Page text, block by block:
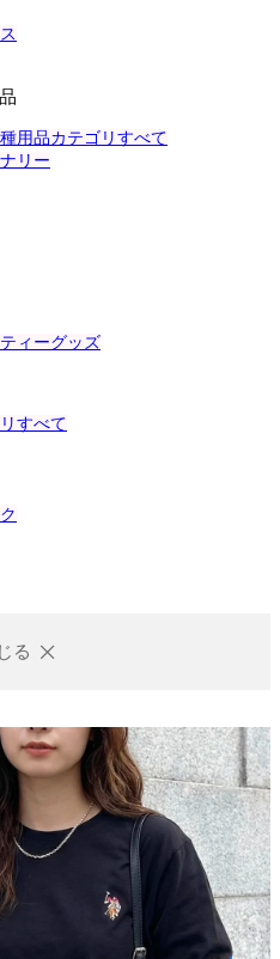
用品カテゴリすべて
リー
ィーグッズ
すべて
る